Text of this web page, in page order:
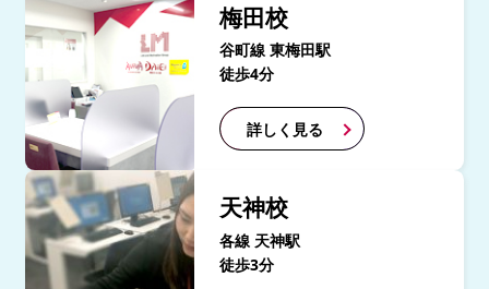
梅田校
谷町線 東梅田駅
徒歩4分
詳しく見る
天神校
各線 天神駅
徒歩3分